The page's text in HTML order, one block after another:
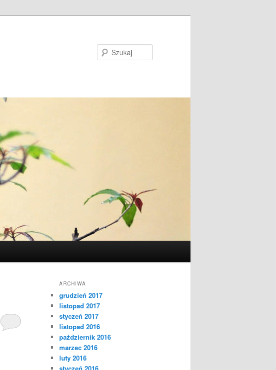
ARCHIWA
grudzień 2017
listopad 2017
styczeń 2017
listopad 2016
październik 2016
marzec 2016
luty 2016